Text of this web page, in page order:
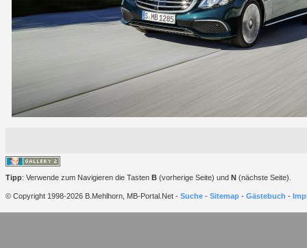
Tipp: Verwende zum Navigieren die Tasten B (vorherige Seite) und N (nächste Seite).
© Copyright 1998-2026 B.Mehlhorn, MB-Portal.Net - Suche - Sitemap - Gästebuch -